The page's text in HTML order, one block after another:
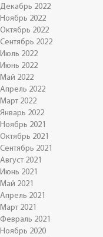
Декабрь 2022
Ноябрь 2022
Октябрь 2022
Сентябрь 2022
Июль 2022
Июнь 2022
Май 2022
Апрель 2022
Март 2022
Январь 2022
Ноябрь 2021
Октябрь 2021
Сентябрь 2021
Август 2021
Июнь 2021
Май 2021
Апрель 2021
Март 2021
Февраль 2021
Ноябрь 2020